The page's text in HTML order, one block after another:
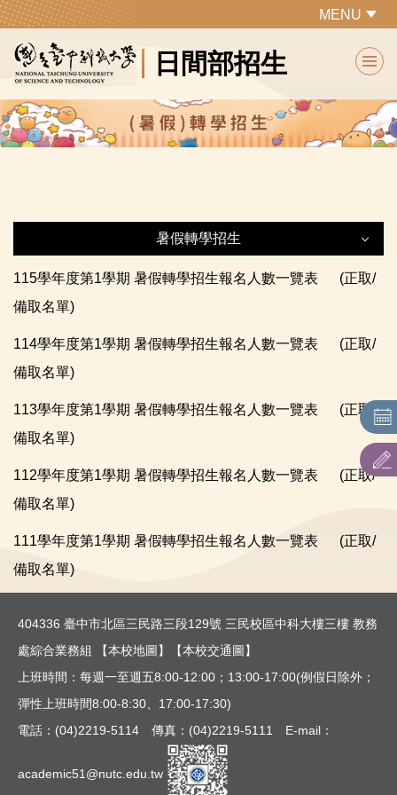
跳
主
要
內
容
區
日間部招生
MENU
暑假轉學招生
暑假轉學招生
最新公告
▶網路作業系統
招生系(科)別名額
招生重要日程
表件下載
歷年報名情形查詢
115學年度第1學期 暑假轉學招生報名人數一覽表 (正取/
備取名單)
114學年度第1學期 暑假轉學招生報名人數一覽表
(正取/
備取名單)
113學年度第1學期 暑假轉學招生報名人數一覽表
(正取/
備取名單)
112學年度第1學期 暑假轉學招生報名人數一覽表 (正取/
備取名單)
111學年度第1學期 暑假轉學招生報名人數一覽表 (正取/
備取名單)
404336 臺中市北區三民路三段129號 三民校區中科大樓三樓 教務
處綜合業務組
【本校地圖】
【本校交通圖】
上班時間：每週一至週五8:00-12:00；13:00-17:00(例假日除外；
彈性上班時間8:00-8:30、17:00-17:30)
電話：(04)2219-5114 傳真：(04)2219-5111 E-mail：
academic51@nutc.edu.tw